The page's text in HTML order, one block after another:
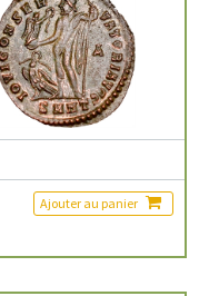
Ajouter au panier